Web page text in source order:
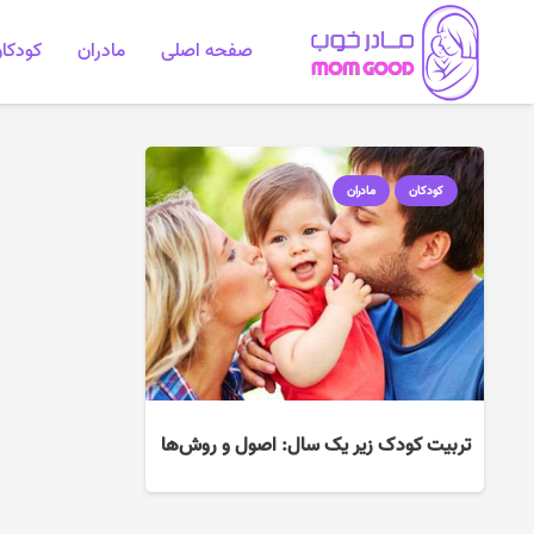
صفحه اصلی مادران
کودکان مادران
تربیت کودک زیر یک سال: اصول و روش‌ها